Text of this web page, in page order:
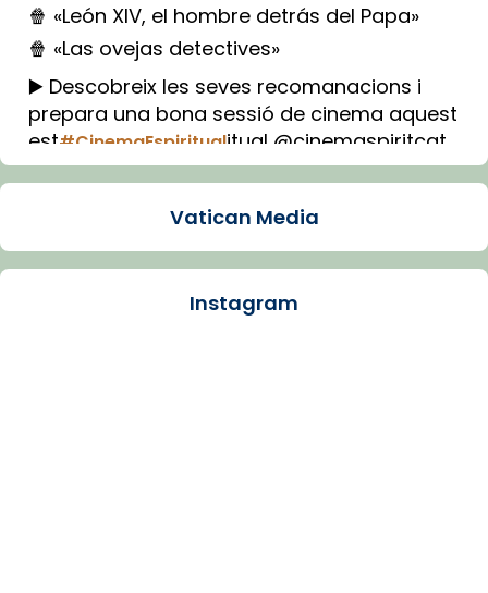
🍿 «León XIV, el hombre detrás del Papa»
🍿 «Las ovejas detectives»
▶️ Descobreix les seves recomanacions i
prepara una bona sessió de cinema aquest
est#CinemaEspiritualitual @cinemaspiritcat
Imatge: Generada amb IA (OpenAI)
Arquebisbat de Barcelona
Vatican Media
Instagram